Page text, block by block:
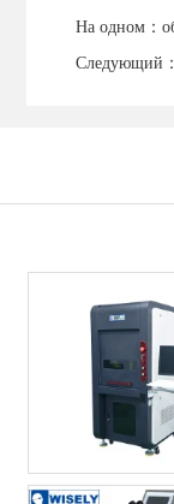
На одном：
Следующий：